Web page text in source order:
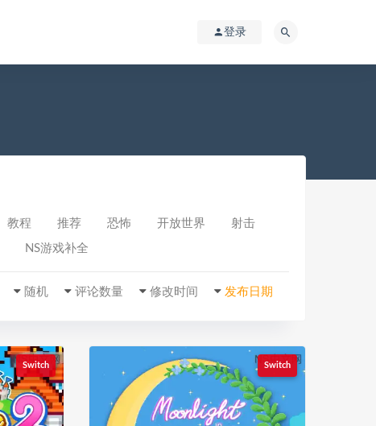
登录
教程 推荐 恐怖 开放世界 射击
NS游戏补全
发布日期
修改时间
评论数量
随机
Switch Switch